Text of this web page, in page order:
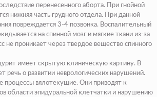
перенесенного аборта. При гнойной
нижняя часть грудного отдела. При данной
повреждается 3-4 позвонка. Воспалительный
на спинной мозг и мягкие ткани из-за
не проникает через твердое вещество спинного
имеет скрытую клиническую картину. В
речь о развитии неврологических нарушений.
процессы вялотекущие. Они приводят к
области эпидуральной клетчатки и нарушению